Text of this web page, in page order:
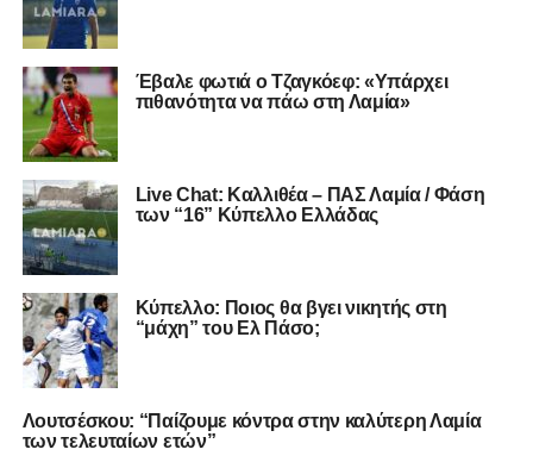
Έβαλε φωτιά ο Τζαγκόεφ: «Υπάρχει
πιθανότητα να πάω στη Λαμία»
Live Chat: Καλλιθέα – ΠΑΣ Λαμία / Φάση
των “16” Κύπελλο Ελλάδας
Κύπελλο: Ποιος θα βγει νικητής στη
“μάχη” του Ελ Πάσο;
Λουτσέσκου: “Παίζουμε κόντρα στην καλύτερη Λαμία
των τελευταίων ετών”